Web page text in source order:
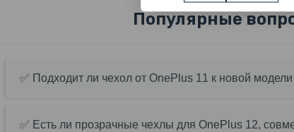
Популярные
✅ Подходит ли чехол от OnePlus 11 к новой
✅ Есть ли прозрачные чехлы для OnePlus 12,